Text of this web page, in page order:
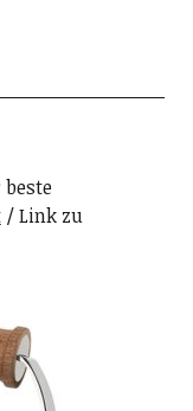
/ Link zu